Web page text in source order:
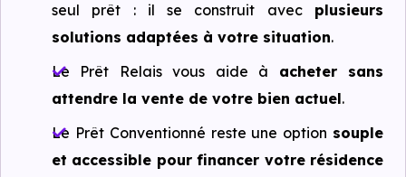
Financer
seul prêt : il se construit avec plusieurs
solutions adaptées à votre situation.
Le Prêt Relais vous aide à acheter sans
attendre la vente de votre bien actuel.
Le Prêt Conventionné reste une option souple
et accessible pour financer votre résidence